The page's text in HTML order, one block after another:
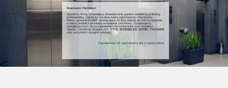
Szanowni Państwo!
Jesteśmy firmą, posiadającą doświadczenie poparte wieloletnią praktyką,
profesjonalną, regularnie szkoloną kadrą wykonawczą i inżynierską.
Mamy uprawnieniaUDT obowiązujące od dnia wejścia do Unii Europejskiej,
a nasze produkty posiadają europejskie certyfikaty. Dysponujemy
specjalistycznym oprzyrządowaniem do konserwacji oraz wszelkich
napraw i remontów dźwigów firmOTIS, SCHINDLER, KONE, THYSSEN
oraz wszystkich dźwigów polskich.
Zapraszamy od zapoznania się z nasza ofertą